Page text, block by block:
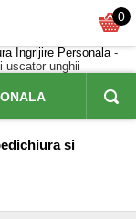
0
Ingrijire Personala-
uscator unghii
si